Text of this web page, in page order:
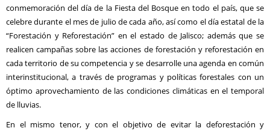
conmemoración del día de la Fiesta del Bosque en todo el país, que se
celebre durante el mes de julio de cada año, así como el día estatal de la
“Forestación y Reforestación” en el estado de Jalisco; además que se
realicen campañas sobre las acciones de forestación y reforestación en
cada territorio de su competencia y se desarrolle una agenda en común
interinstitucional, a través de programas y políticas forestales con un
óptimo aprovechamiento de las condiciones climáticas en el temporal
de lluvias.
En el mismo tenor, y con el objetivo de evitar la deforestación y